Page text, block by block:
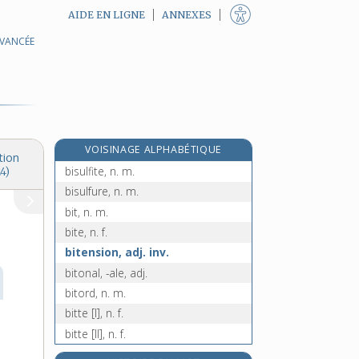
AIDE EN LIGNE ANNEXES
VOISINAGE ALPHABÉTIQUE
bisulfate, n. m.
bisulfite, n. m.
bisulfure, n. m.
bit, n. m.
bite, n. f.
bitension, adj. inv.
bitonal, -ale, adj.
bitord, n. m.
bitte [I], n. f.
bitte [II], n. f.
bitture, n. f.